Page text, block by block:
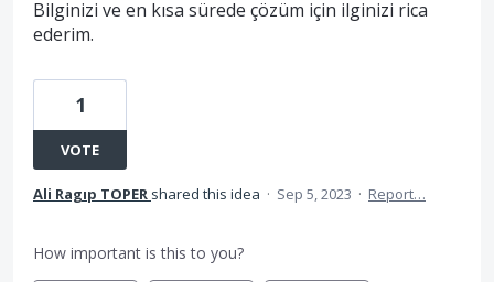
Bilginizi ve en kısa sürede çözüm için ilginizi rica
ederim.
1
VOTE
Ali Ragıp TOPER shared this idea · Sep 5, 2023 · Report…
How important is this to you?